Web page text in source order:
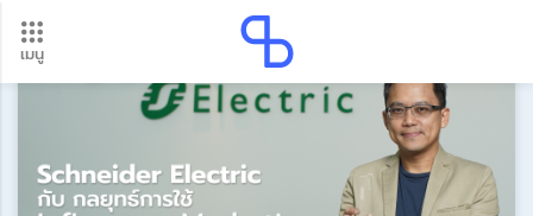
เมนู
อัปเดตใหม่ ต้องดู! รอบโอนเงินปี 2569 เช็กวันเงินเข้าได้ที่นี่